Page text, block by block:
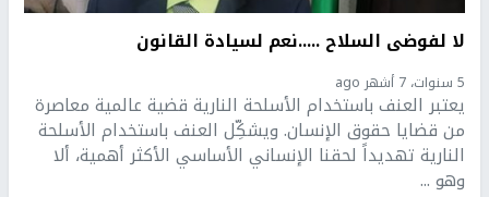
لا لفوضى السلاح .....نعم لسيادة القانون
5 سنوات، 7 أشهر ago
يعتبر العنف باستخدام الأسلحة النارية قضية عالمية معاصرة
من قضايا حقوق الإنسان. ويشكِّل العنف باستخدام الأسلحة
النارية تهديداً لحقنا الإنساني الأساسي الأكثر أهمية، ألا
وهو ...